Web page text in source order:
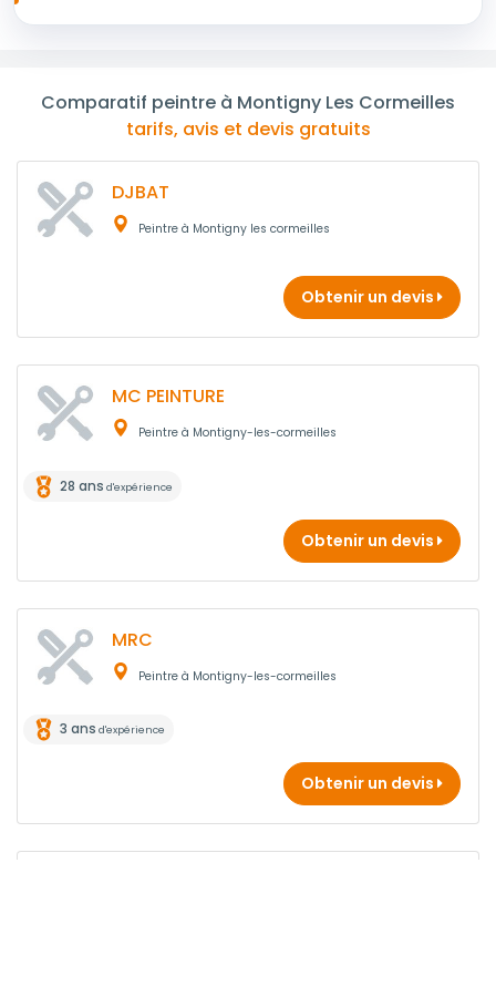
Comparatif peintre à Montigny Les Cormeilles
tarifs, avis et devis gratuits
DJBAT
Peintre à Montigny les cormeilles
Obtenir un devis
MC PEINTURE
Peintre à Montigny-les-cormeilles
28 ans d'expérience
Obtenir un devis
MRC
Peintre à Montigny-les-cormeilles
3 ans d'expérience
Obtenir un devis